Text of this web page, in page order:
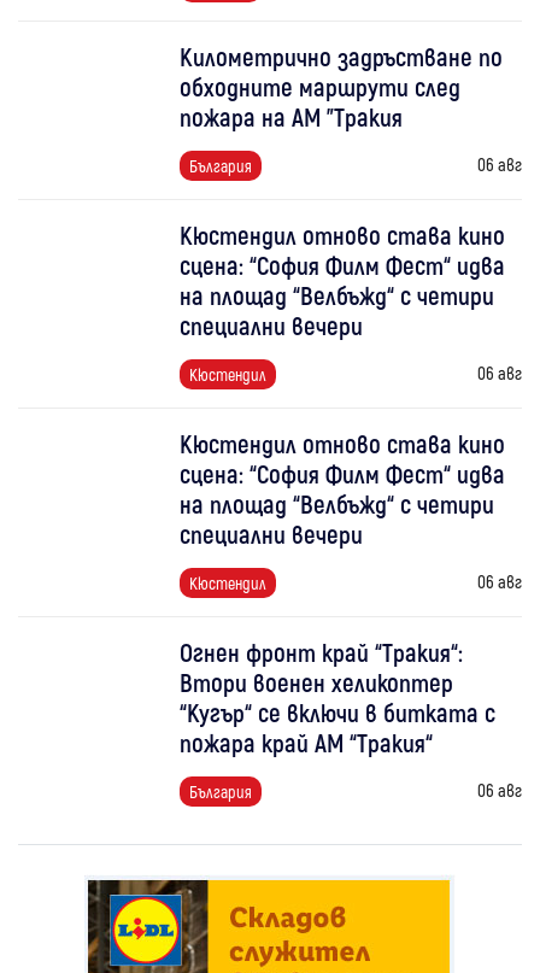
Километрично задръстване по
обходните маршрути след
пожара на АМ "Тракия
България 06 авг
Кюстендил отново става кино
сцена: “София Филм Фест“ идва
на площад “Велбъжд“ с четири
специални вечери
Кюстендил 06 авг
Кюстендил отново става кино
сцена: “София Филм Фест“ идва
на площад “Велбъжд“ с четири
специални вечери
Кюстендил 06 авг
Огнен фронт край “Тракия“:
Втори военен хеликоптер
“Кугър“ се включи в битката с
пожара край АМ “Тракия“
България 06 авг